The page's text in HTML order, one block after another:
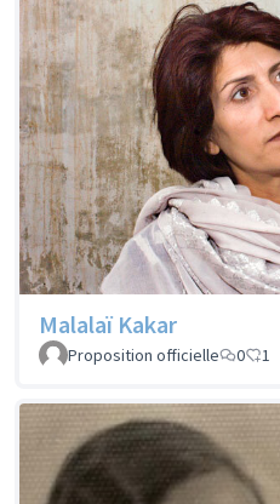
Malalaï Kakar
Proposition officielle
0 1